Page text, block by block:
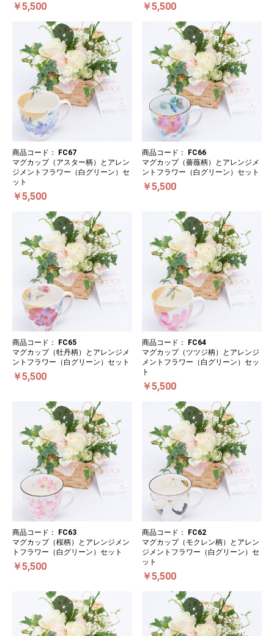
￥5,500 ￥5,500
商品コード：
FC67
マグカップ（アスター柄）とアレン
ジメントフラワー（白グリーン）セ
ット
￥5,500
商品コード：
FC66
マグカップ（薔薇柄）とアレンジメ
ントフラワー（白グリーン）セット
￥5,500
商品コード：
FC65
マグカップ（牡丹柄）とアレンジメ
ントフラワー（白グリーン）セット
￥5,500
商品コード：
FC64
マグカップ（ツツジ柄）とアレンジ
メントフラワー（白グリーン）セッ
ト
￥5,500
商品コード：
FC63
マグカップ（桜柄）とアレンジメン
トフラワー（白グリーン）セット
￥5,500
商品コード：
FC62
マグカップ（モクレン柄）とアレン
ジメントフラワー（白グリーン）セ
ット
￥5,500